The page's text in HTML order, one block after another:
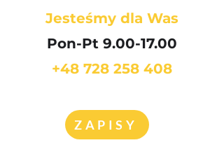
Jesteśmy dla Was
Pon-Pt 9.00-17.00
+48 728 258 408
ZAPISY